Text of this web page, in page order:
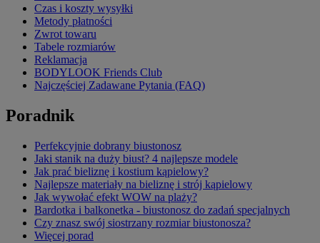
Czas i koszty wysyłki
Metody płatności
Zwrot towaru
Tabele rozmiarów
Reklamacja
BODYLOOK Friends Club
Najczęściej Zadawane Pytania (FAQ)
Poradnik
Perfekcyjnie dobrany biustonosz
Jaki stanik na duży biust? 4 najlepsze modele
Jak prać bieliznę i kostium kąpielowy?
Najlepsze materiały na bieliznę i strój kąpielowy
Jak wywołać efekt WOW na plaży?
Bardotka i balkonetka - biustonosz do zadań specjalnych
Czy znasz swój siostrzany rozmiar biustonosza?
Więcej porad